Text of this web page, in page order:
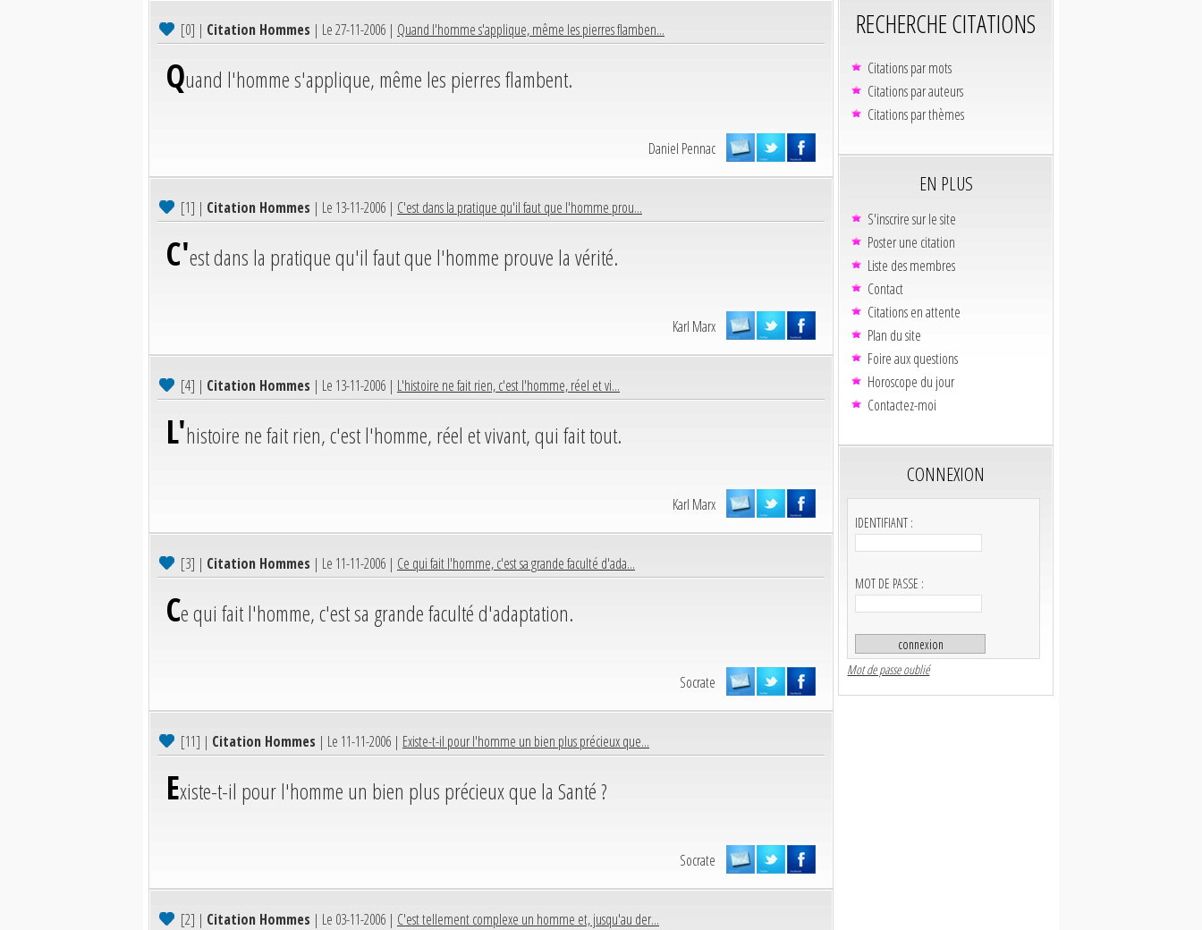
[0] | Citation Hommes | Le 27-11-2006 | Quand l'homme s'applique, même les pierres flamben...
Quand l'homme s'applique, même les pierres flambent.
Daniel Pennac
[1] | Citation Hommes | Le 13-11-2006 | C'est dans la pratique qu'il faut que l'homme prou...
C'est dans la pratique qu'il faut que l'homme prouve la vérité.
Karl Marx
[4] | Citation Hommes | Le 13-11-2006 | L'histoire ne fait rien, c'est l'homme, réel et vi...
L'histoire ne fait rien, c'est l'homme, réel et vivant, qui fait tout.
Karl Marx
[3] | Citation Hommes | Le 11-11-2006 | Ce qui fait l'homme, c'est sa grande faculté d'ada...
Ce qui fait l'homme, c'est sa grande faculté d'adaptation.
Socrate
[11] | Citation Hommes | Le 11-11-2006 | Existe-t-il pour l'homme un bien plus précieux que...
Existe-t-il pour l'homme un bien plus précieux que la Santé ?
Socrate
[2] | Citation Hommes | Le 03-11-2006 | C'est tellement complexe un homme et, jusqu'au der...
RECHERCHE CITATIONS
Citations par mots
Citations par auteurs
Citations par thèmes
EN PLUS
S'inscrire sur le site
Poster une citation
Liste des membres
Contact
Citations en attente
Plan du site
Foire aux questions
Horoscope du jour
Contactez-moi
CONNEXION
IDENTIFIANT :
MOT DE PASSE :
Mot de passe oublié